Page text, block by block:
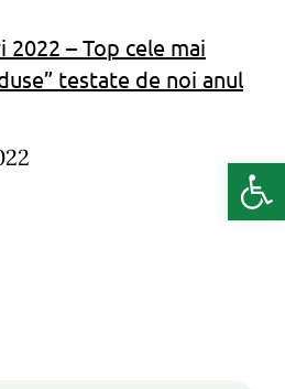
2022 – Top cele mai
testate de noi anul